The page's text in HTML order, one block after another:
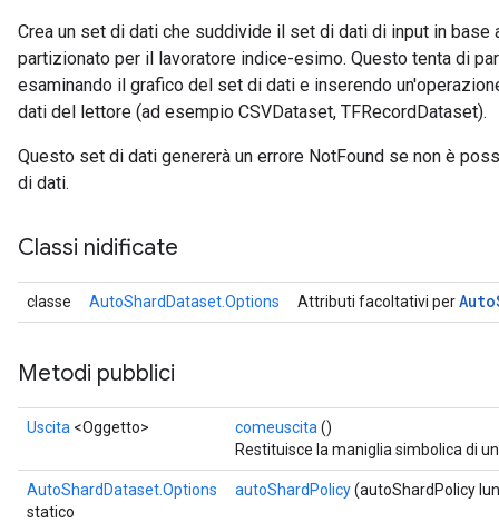
Crea un set di dati che suddivide il set di dati di input in
partizionato per il lavoratore indice-esimo. Questo tenta di
esaminando il grafico del set di dati e inserendo
dati del lettore (ad esempio CSVDataset, TFRecordDataset).
Questo set di dati genererà un errore NotFound se non è
di dati.
Classi nidificate
classe AutoShardDataset.Options Attributi facoltativi perAuto
Metodi pubblici
Uscita <Oggetto> comeuscita ()
Restituisce la maniglia simbolica di
AutoShardDataset.Options
statico
autoShardPolicy(autoShardPolicy